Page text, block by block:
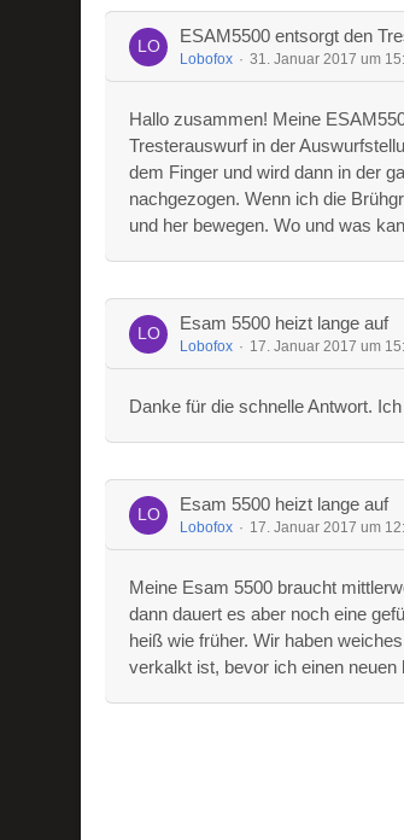
ESAM5500 entsorgt den
Lobofox 31. Januar 2017 um
Hallo zusammen! Meine
Tresterauswurf in der
dem Finger und wird dann in der
nachgezogen. Wenn ich die
und her bewegen. Wo und was
Esam 5500 heizt lange auf
Lobofox 17. Januar 2017 um
Danke für die schnelle Antwort.
Esam 5500 heizt lange auf
Lobofox 17. Januar 2017 um
Meine Esam 5500 braucht
dann dauert es aber noch eine
heiß wie früher. Wir haben
verkalkt ist, bevor ich einen neuen